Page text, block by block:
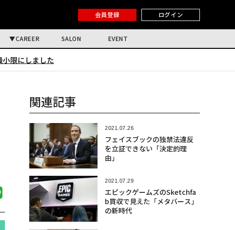
会員登録 ログイン
CAREER SALON EVENT
限にしました
関連記事
2021.07.26
フェイスブックの独禁法違反
を立証できない「決定的理
由」
2021.07.29
エピックゲームズのSketchfa
b買収で見えた「メタバース」
の新時代